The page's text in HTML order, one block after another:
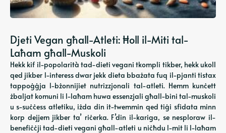
Djeti Vegan għall-Atleti: Ħoll il-Miti tal-
Laħam għall-Muskoli
Hekk kif il-popolarità tad-dieti vegani tkompli tikber, hekk ukoll
qed jikber l-interess dwar jekk dieta bbażata fuq il-pjanti tistax
tappoġġja l-bżonnijiet nutrizzjonali tal-atleti. Hemm kunċett
żbaljat komuni li l-laħam huwa essenzjali għall-bini tal-muskoli
u s-suċċess atletiku, iżda din it-twemmin qed tiġi sfidata minn
korp dejjem jikber ta’ riċerka. F’din il-kariga, se nesploraw il-
benefiċċji tad-dieti vegani għall-atleti u niċħdu l-mit li l-laħam